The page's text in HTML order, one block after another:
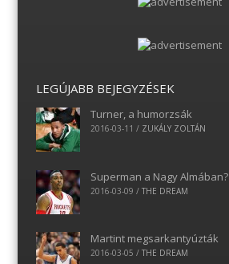
LEGÚJABB BEJEGYZÉSEK
Turner, a humorzsák
2016-03-11 / ZUKÁLY ZOLTÁN
Superman a Nagy Almában?
2016-03-09 / THE DREAM
Martint megsarkantyúzták
2016-03-05 / THE DREAM